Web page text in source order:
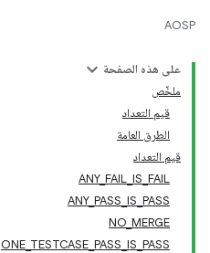
AOSP
على هذه الصفحة
ملخّص
قيم التعداد
الطرق العامة
قيم التعداد
ANY_FAIL_IS_FAIL
ANY_PASS_IS_PASS
NO_MERGE
ONE_TESTCASE_PASS_IS_PASS